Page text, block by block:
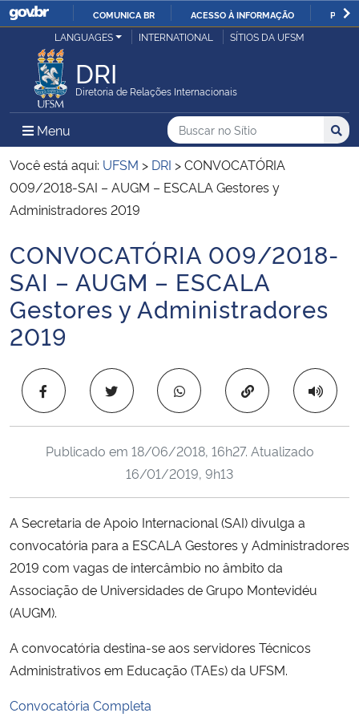
IR
COMUNICA BR ACESSO À INFORMAÇÃO
Ministério da Justiça e Segurança Pública
Ministério da Defesa
Ministério das Relações Exteriores
Ministério da Economia
Ministério da Infraestrutura
Ministério da Agricultura, Pecuária e Abastecimento
Ministério da Educação
Ministério da Cidadania
Ministério da Saúde
Ministério de Minas e Energia
Ministério da Ciência, Tecnologia, Inovações e Comunicações
Ministério do Meio Ambiente
Ministério do Turismo
Controladoria-Geral da União
Ministério da Mulher, da Família e dos Direitos Humanos
LANGUAGES INTERNATIONAL SÍTIOS DA UFSM
DRI
Diretoria de Relações Internacionais
Menu Menu Principal do Sítio
Busca
Buscar no no Sítio
Busca:
Você está aqui: UFSM > DRI >CONVOCATÓRIA
009/2018-SAI – AUGM – ESCALA Gestores y
Administradores 2019
Início do conteúdo
CONVOCATÓRIA 009/2018-
SAI – AUGM – ESCALA
Gestores y Administradores
2019
Copiar para área
Publicado em 18/06/2018, 16h27. Atualizado
16/01/2019, 9h13
A Secretaria de Apoio Internacional (SAI) divulga a
convocatória para a ESCALA Gestores y Administradores
2019 com vagas de intercâmbio no âmbito da
Associação de Universidades de Grupo Montevidéu
(AUGM).
A convocatória destina-se aos servidores Técnicos
Administrativos em Educação (TAEs) da UFSM.
Convocatória Completa